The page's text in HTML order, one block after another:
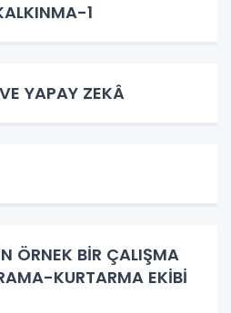
1
YAPAY ZEKÂ
ÖRNEK BİR ÇALIŞMA
KURTARMA EKİBİ